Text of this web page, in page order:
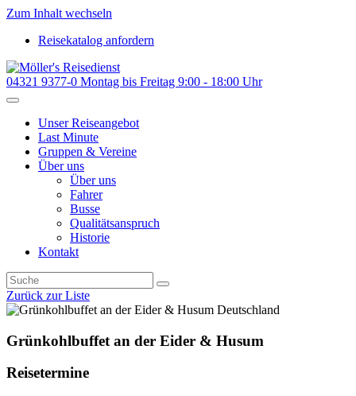
Zum Inhalt wechseln
Reisekatalog anfordern
04321 9377-0 Montag bis Freitag 9:00 - 18:00 Uhr
Unser Reiseangebot
Last Minute
Gruppen & Vereine
Über uns
Über uns
Fahrer
Busse
Qualitätsanspruch
Historie
Kontakt
Zurück zur Liste
Deutschland
Grünkohlbuffet an der Eider & Husum
Reisetermine